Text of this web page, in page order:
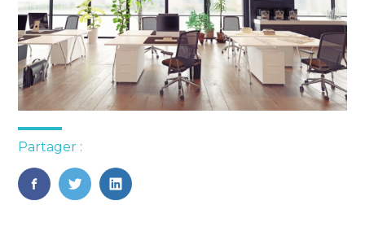
Partager :
FaceBook
TwitterLinkedIn